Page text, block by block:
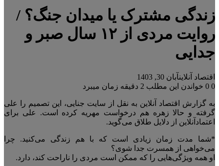
زندگی مشترک یا میدان جنگ؟ /
روایت مردی از ۱۲ سال صبر و
جدایی
اقتصاد آنلاینآبان 30, 1403
0
خواندن این مطلب 2 دقیقه زمان میبرد
به گزارش اقتصاد آنلاین به نقل از سایت جنایی، این تصمیم را علی
گرفته و حالا زهره هم درخواست مهریه کرده است. علی برای
اعتمادآنلاین از دلایل طلاق می‌گوید.
*شما مدت زمان زیادی است که با هم زندگی می‌کنید. چرا
می‌خواهی از همسرت جدا شوی؟
او همه ویژگی‌هایی را که ممکن است مردی را ناراحت کند، دارد.